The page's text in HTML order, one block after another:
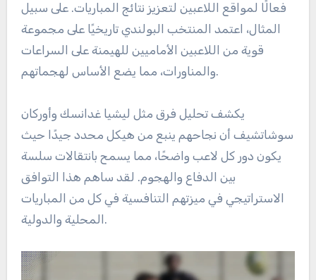
فعالًا لمواقع اللاعبين لتعزيز نتائج المباريات. على سبيل
المثال، اعتمد المنتخب البولندي تاريخيًا على مجموعة
قوية من اللاعبين الأماميين للهيمنة على السراعات
والمناورات، مما يضع الأساس لهجماتهم.
يكشف تحليل فرق مثل ليشيا غدانسك وأوركان
سوشاتشيف أن نجاحهم ينبع من هيكل محدد جيدًا حيث
يكون دور كل لاعب واضحًا، مما يسمح بانتقالات سلسة
بين الدفاع والهجوم. لقد ساهم هذا التوافق
الاستراتيجي في ميزتهم التنافسية في كل من المباريات
المحلية والدولية.